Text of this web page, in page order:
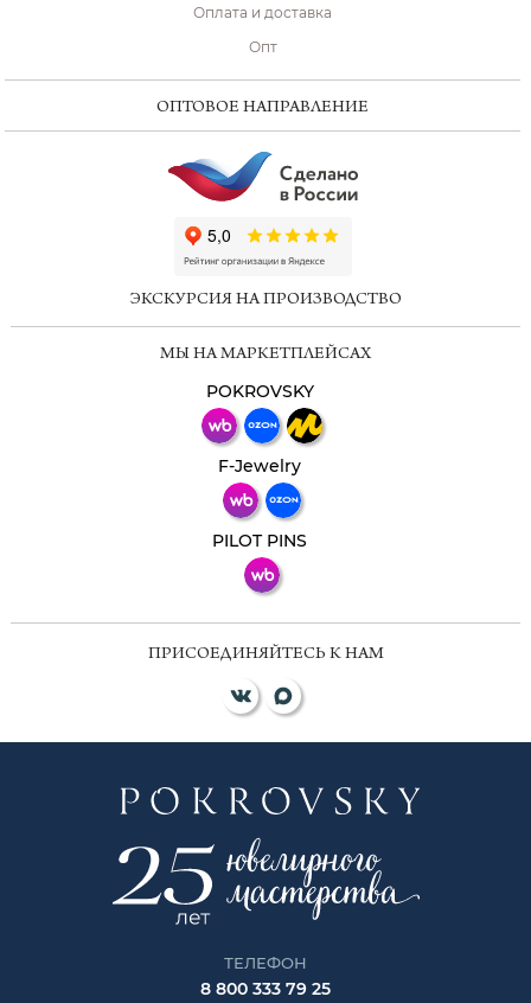
Оплата и доставка
Опт
ОПТОВОЕ НАПРАВЛЕНИЕ
ЭКСКУРСИЯ НА ПРОИЗВОДСТВО
МЫ НА МАРКЕТПЛЕЙСАХ
POKROVSKY
F-Jewelry
PILOT PINS
ПРИСОЕДИНЯЙТЕСЬ К НАМ
ТЕЛЕФОН
8 800 333 79 25